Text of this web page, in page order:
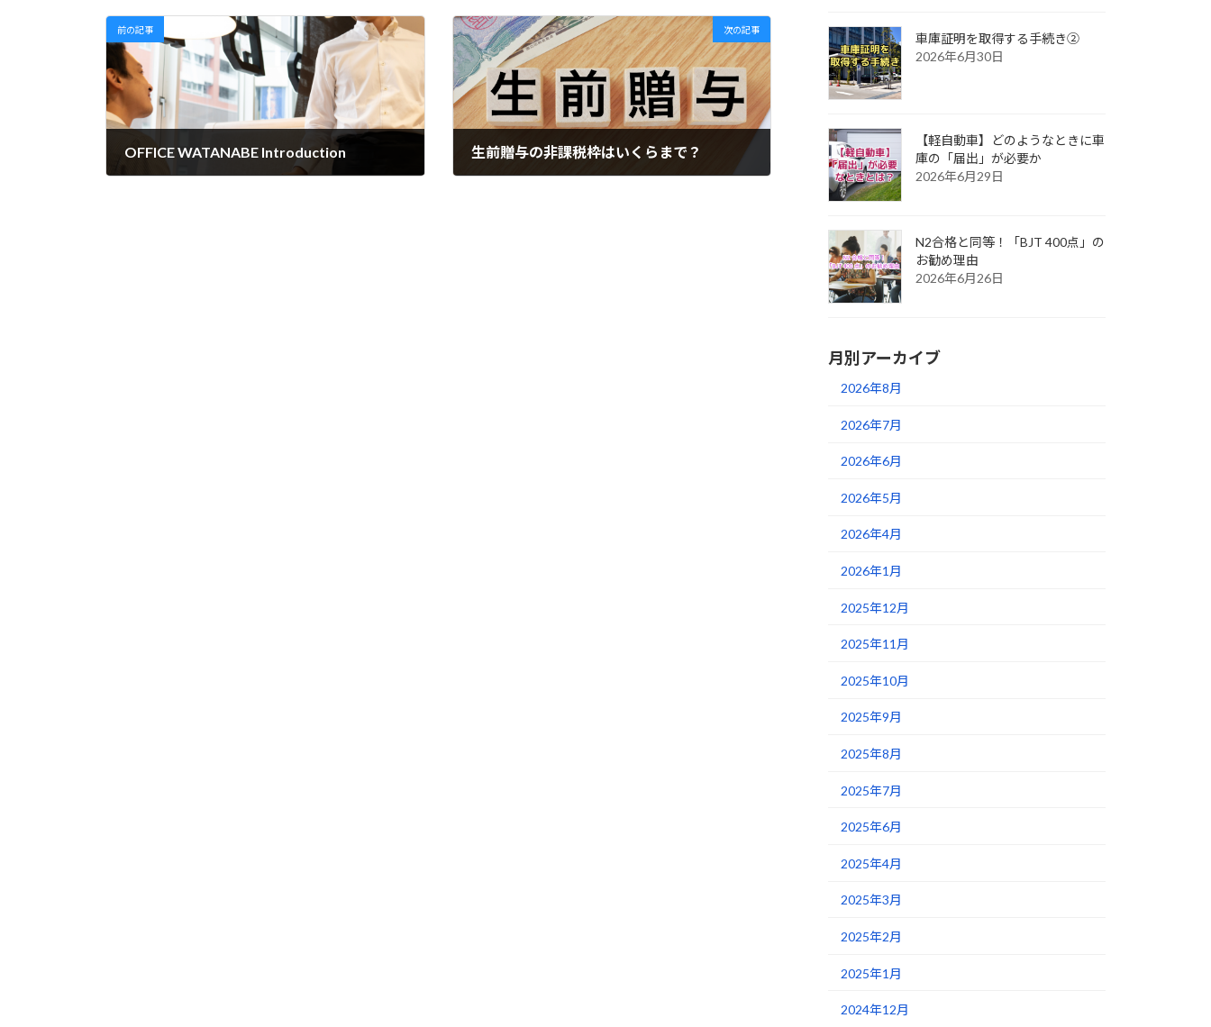
前の記事
OFFICE WATANABE Introduction
次の記事
生前贈与の非課税枠はいくらまで？
車庫証明を取得する手続き②
2026年6月30日
【軽自動車】どのようなときに車
庫の「届出」が必要か
2026年6月29日
N2合格と同等！「BJT 400点」の
お勧め理由
2026年6月26日
月別アーカイブ
2026年8月
2026年7月
2026年6月
2026年5月
2026年4月
2026年1月
2025年12月
2025年11月
2025年10月
2025年9月
2025年8月
2025年7月
2025年6月
2025年4月
2025年3月
2025年2月
2025年1月
2024年12月